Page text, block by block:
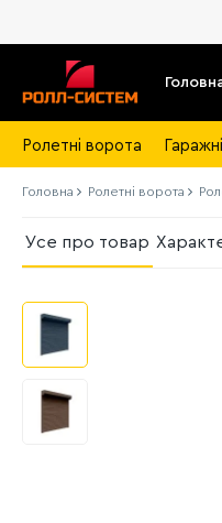
Ролетні ворота
Головна Ролетні ворота
Усе про товар